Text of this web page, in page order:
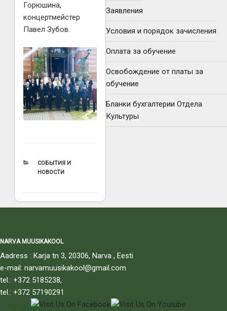
Горюшина,
концертмейстер
Павел Зубов.
РУБРИКИ
СОБЫТИЯ И
НОВОСТИ
Заявления
Условия и порядок зачисления
Оплата за обучение
Освобождение от платы за
обучение
Бланки бухгалтерии Отдела
Культуры
NARVA MUUSIKAKOOL
Aadress : Karja tn 3, 20306, Narva , Eesti
e-mail: narvamuusikakool@gmail.com
tel.: +372 5185238,
tel.: +372 57190291